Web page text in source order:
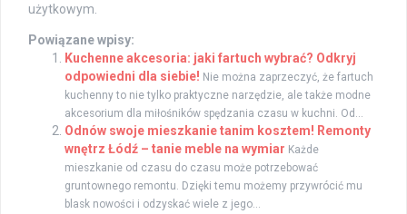
użytkowym.
Powiązane wpisy:
Kuchenne akcesoria: jaki fartuch wybrać? Odkryj
odpowiedni dla siebie! Nie można zaprzeczyć, że fartuch
kuchenny to nie tylko praktyczne narzędzie, ale także modne
akcesorium dla miłośników spędzania czasu w kuchni. Od...
Odnów swoje mieszkanie tanim kosztem! Remonty
wnętrz Łódź – tanie meble na wymiar Każde
mieszkanie od czasu do czasu może potrzebować
gruntownego remontu. Dzięki temu możemy przywrócić mu
blask nowości i odzyskać wiele z jego...